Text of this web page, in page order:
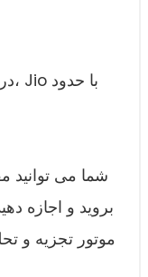
شما می توانید
موتور تجزیه و